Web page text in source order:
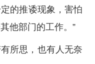
的推诿现象，害怕
他部门的工作。”
所思，也有人无奈